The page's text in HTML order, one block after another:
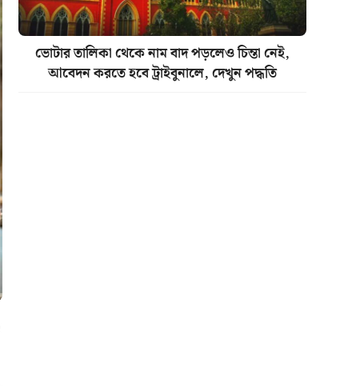
ভোটার তালিকা থেকে নাম বাদ পড়লেও চিন্তা নেই,
আবেদন করতে হবে ট্রাইবুনালে, দেখুন পদ্ধতি